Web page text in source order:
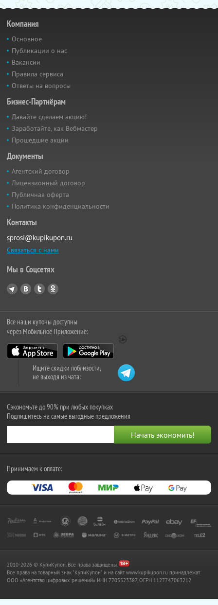
Компания
Основное
Публикации о нас
Вакансии
Правила сервиса
Ответы на вопросы
Бизнес-Партнёрам
Давайте сделаем акцию!
Заработайте, как Вебмастер
Прошедшие акции
Документы
Агентский договор
Лицензионный договор
Публичная оферта
Политика конфиденциальности
Контакты
sprosi@kupikupon.ru
Связаться с нами
Мы в Соцсетях
Все наши купоны доступны
через Мобильное Приложение:
Ищите скидки поблизости,
не выходя из чата:
Сэкономьте до 90% при любых покупках
Подпишитесь на самые выгодные предложения
Принимаем к оплате:
2010-2026 © КупиКупон. Все права защищены.
Все права на товарный знак "КупиКупон" и на сайт www.kupikupon.ru принадлежат
OOO «Агентство цифровых решений» ИНН 7705523387, ОГРН 1127747063212